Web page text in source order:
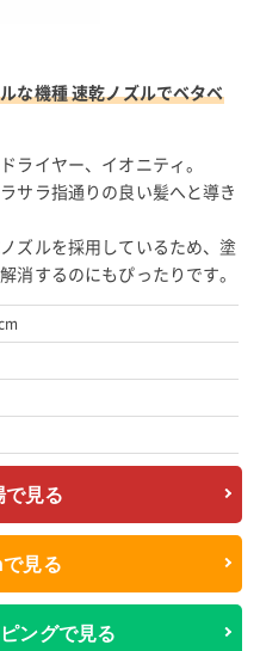
な機種 速乾ノズルでベタベ
ライヤー、イオニティ。
サラ指通りの良い髪へと導き
ズルを採用しているため、塗
消するのにもぴったりです。
で見る
見る
ングで見る